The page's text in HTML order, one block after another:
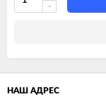
НАШ АДРЕС